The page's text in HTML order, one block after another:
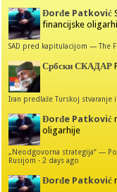
Đorđe Patković
financijske
SAD pred kapitulacijom — The
Србски СКАДАР
Iran predlaže Turskoj stvaranje
Đorđe Patković
oligarhije
„Neodgovorna strategija“ —
Rusijom ·2 days ago
Đorđe Patković